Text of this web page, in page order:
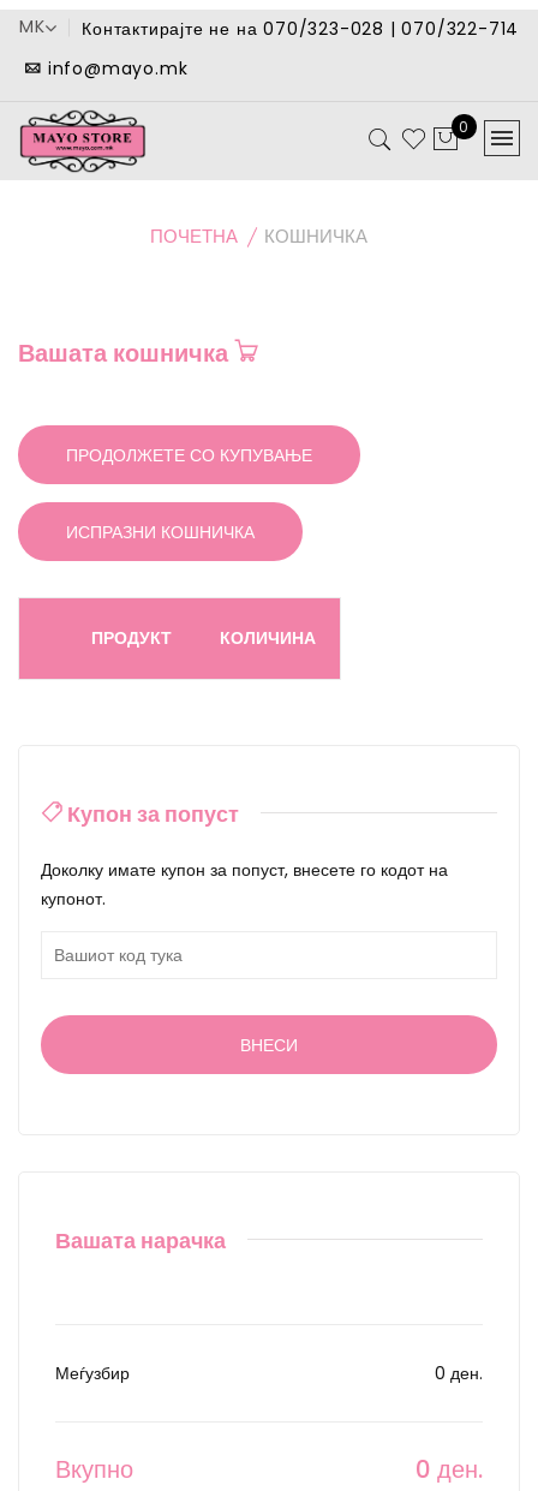
MK
Контактирајте не на 070/323-028 | 070/322-714
info@mayo.mk
0
ПОЧЕТНА КОШНИЧКА
Вашата кошничка
ПРОДОЛЖЕТЕ СО КУПУВАЊЕ
ИСПРАЗНИ КОШНИЧКА
ПРОДУКТ КОЛИЧИНА
Купон за попуст
Доколку имате купон за попуст, внесете го кодот на
купонот.
ВНЕСИ
Вашата нарачка
Меѓузбир 0 ден.
Вкупно 0 ден.